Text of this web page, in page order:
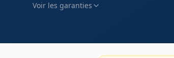
Voir les garanties